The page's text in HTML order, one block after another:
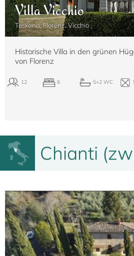
Villa Vicchio
Toskana, Florenz, Vicchio
Historische Villa in den grünen
von Florenz
Chianti